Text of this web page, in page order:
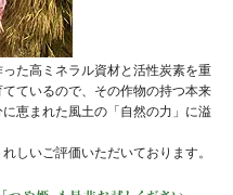
た高ミネラル資材と活性炭素を重
ているので、その作物の持つ本来
恵まれた風土の「自然の力」に溢
しいご評価いただいております。